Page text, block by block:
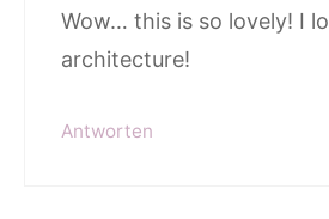
Wow… this is so lovely! I
architecture!
Antworten